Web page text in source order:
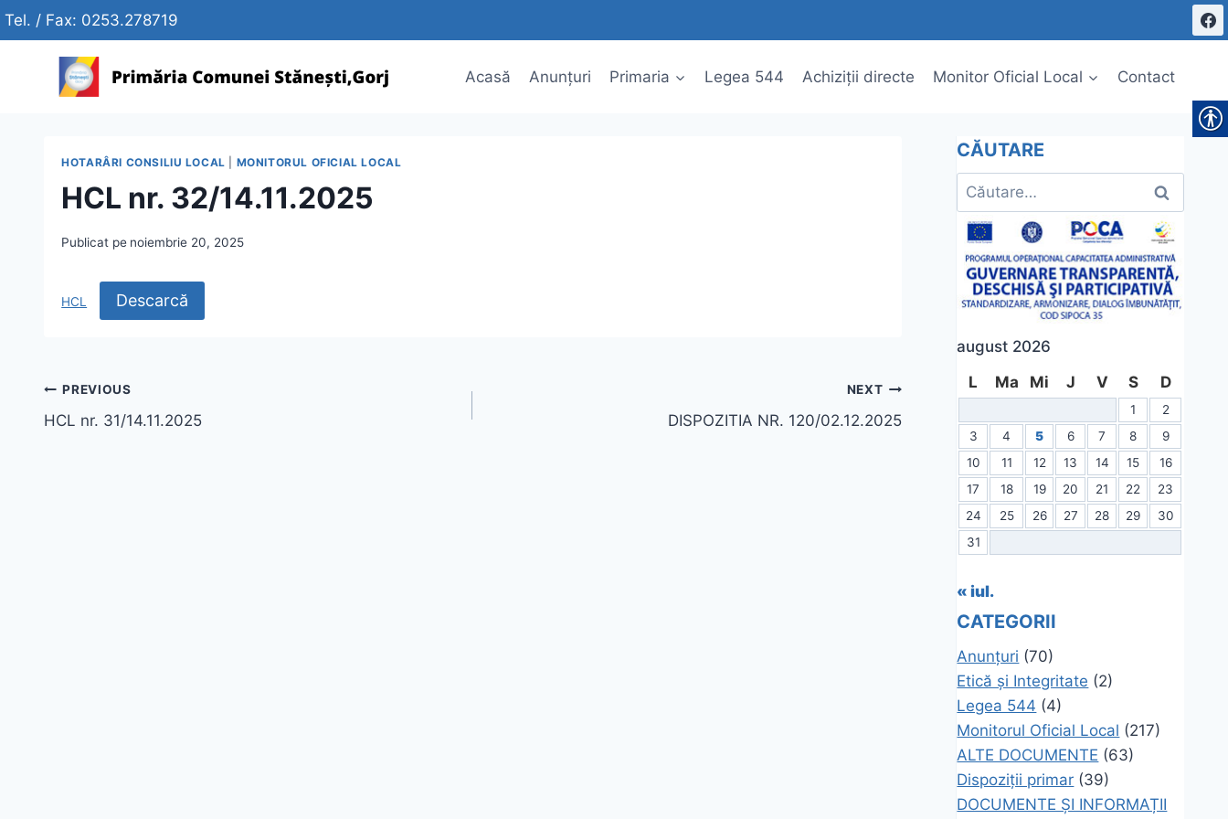
Skip
to
Tel. / Fax: 0253.278719
Acasă Anunțuri Primaria Legea 544 Achiziții directe Monitor Oficial Local Contact
HOTARÂRI CONSILIU LOCAL MONITORUL OFICIAL LOCAL
HCL nr. 32/14.11.2025
Publicat pe noiembrie 20, 2025
HCL Descarcă
Navigare
în
PREVIOUS
HCL nr. 31/14.11.2025
NEXT
DISPOZITIA NR. 120/02.12.2025
CĂUTARE
Caută
după:
august 2026
L
Ma Mi J V S D
1
2
3
4 5 6 7 8
9
10
11 12 13 14 15
16
17
18 19 20 21 22
23
24
25 26 27 28 29
30
31
« iul.
CATEGORII
Anunțuri (70)
Etică și Integritate (2)
Legea 544 (4)
Monitorul Oficial Local (217)
ALTE DOCUMENTE (63)
Dispoziții primar (39)
DOCUMENTE ȘI INFORMAȚII